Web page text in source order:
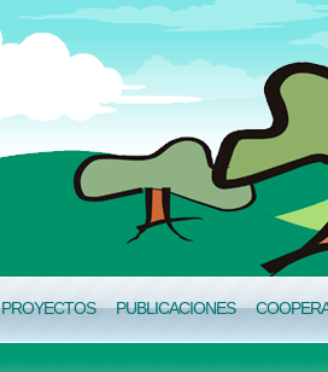
PROYECTOS PUBLICACIONES